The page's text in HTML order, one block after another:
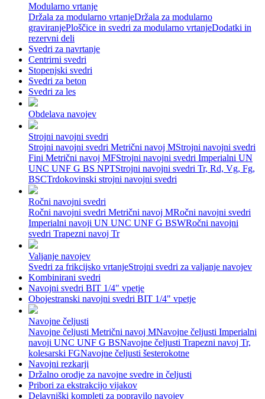
Modularno vrtanje
Držala za modularno vrtanjeDržala za modularno
graviranjePloščice in svedri za modularno vrtanjeDodatki in
rezervni deli
Svedri za navrtanje
Centrirni svedri
Stopenjski svedri
Svedri za beton
Svedri za les
Obdelava navojev
Strojni navojni svedri
Strojni navojni svedri Metrični navoj MStrojni navojni svedri
Fini Metrični navoj MFStrojni navojni svedri Imperialni UN
UNC UNF G BS NPTStrojni navojni svedri Tr, Rd, Vg, Fg,
BSCTrdokovinski strojni navojni svedri
Ročni navojni svedri
Ročni navojni svedri Metrični navoj MRočni navojni svedri
Imperialni navoji UN UNC UNF G BSWRočni navojni
svedri Trapezni navoj Tr
Valjanje navojev
Svedri za frikcijsko vrtanjeStrojni svedri za valjanje navojev
Kombinirani svedri
Navojni svedri BIT 1/4" vpetje
Obojestranski navojni svedri BIT 1/4" vpetje
Navojne čeljusti
Navojne čeljusti Metrični navoj MNavojne čeljusti Imperialni
navoji UNC UNF G BSNavojne čeljusti Trapezni navoj Tr,
kolesarski FGNavojne čeljusti šesterokotne
Navojni rezkarji
Držalno orodje za navojne svedre in čeljusti
Pribori za ekstrakcijo vijakov
Delavniški kompleti za popravilo navojev